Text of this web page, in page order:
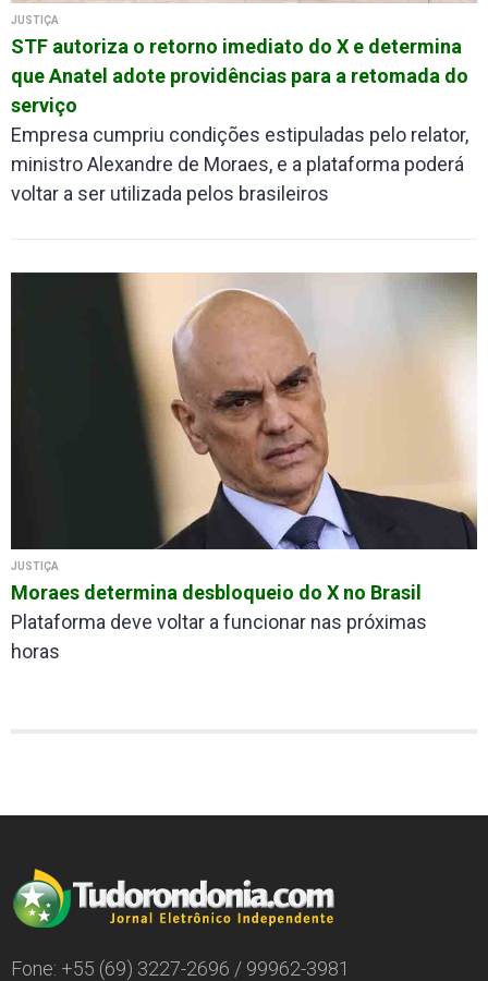
JUSTIÇA
STF autoriza o retorno imediato do X e determina
que Anatel adote providências para a retomada do
serviço
Empresa cumpriu condições estipuladas pelo relator,
ministro Alexandre de Moraes, e a plataforma poderá
voltar a ser utilizada pelos brasileiros
JUSTIÇA
Moraes determina desbloqueio do X no Brasil
Plataforma deve voltar a funcionar nas próximas
horas
Fone: +55 (69) 3227-2696 / 99962-3981